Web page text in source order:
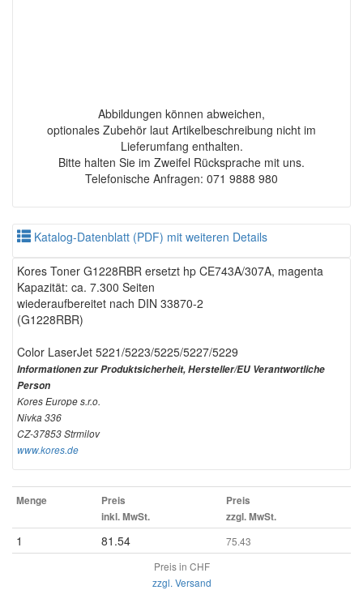
Abbildungen können abweichen,
optionales Zubehör laut Artikelbeschreibung nicht im
Lieferumfang enthalten.
Bitte halten Sie im Zweifel Rücksprache mit uns.
Telefonische Anfragen: 071 9888 980
Katalog-Datenblatt (PDF) mit weiteren Details
Kores Toner G1228RBR ersetzt hp CE743A/307A, magenta
Kapazität: ca. 7.300 Seiten
wiederaufbereitet nach DIN 33870-2
(G1228RBR)
Color LaserJet 5221/5223/5225/5227/5229
Informationen zur Produktsicherheit, Hersteller/EU Verantwortliche
Person
Kores Europe s.r.o.
Nivka 336
CZ-37853 Strmilov
www.kores.de
Menge
Preis
inkl. MwSt.
Preis
zzgl. MwSt.
1 81.54
75.43
Preis in CHF
zzgl. Versand